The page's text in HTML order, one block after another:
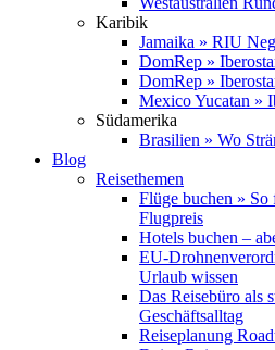
Karibik
Jamaika » RIU
DomRep »
DomRep »
Mexico Yucatan »
Südamerika
Brasilien » Wo
Blog
Reisethemen
Flüge buchen » So
Flugpreis
Hotels buchen –
EU-
Urlaub wissen
Das Reisebüro als
Geschäftsalltag
Reiseplanung